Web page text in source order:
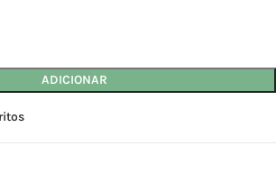
ADICIONAR